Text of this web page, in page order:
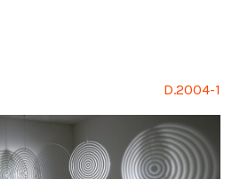
D.2004-1